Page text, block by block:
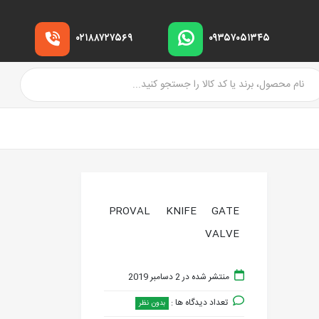
۰۹۳۵۷۰۵۱۳۴۵ ۰۲۱۸۸۷۲۷۵۶۹
PROVAL KNIFE GATE
VALVE
منتشر شده در 2 دسامبر 2019
تعداد دیدگاه ها : بدون نظر